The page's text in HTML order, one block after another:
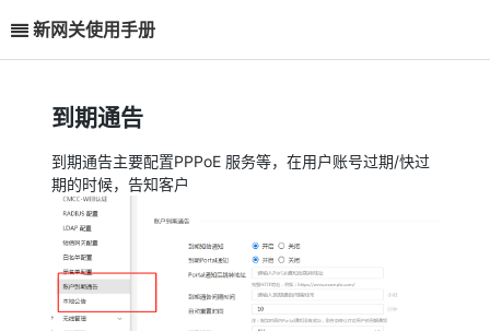
新网关使用手册
到期通告
到期通告主要配置PPPoE 服务等，在用户账号过期/快过
期的时候，告知客户